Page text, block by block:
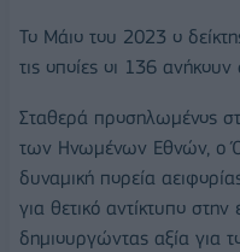
Το Μάιο του 2023 ο
τις οποίες οι 136
Σταθερά προσηλωμένος
των Ηνωμένων Εθνών, o
δυναμική πορεία
για θετικό αντίκτυπο στην
δημιουργώντας αξία για